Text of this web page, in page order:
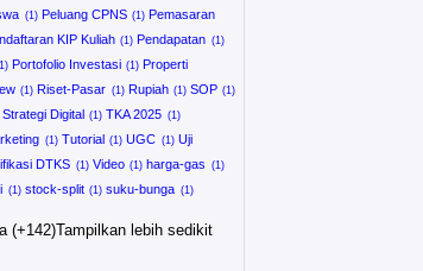
Peluang CPNS
Pemasaran
KIP Kuliah
Pendapatan
Portofolio Investasi
Properti
Riset-Pasar Rupiah
SOP
Strategi Digital
TKA 2025
Tutorial UGC
Uji
DTKS Video
harga-gas
stock-split suku-bunga
(+142)Tampilkan lebih sedikit